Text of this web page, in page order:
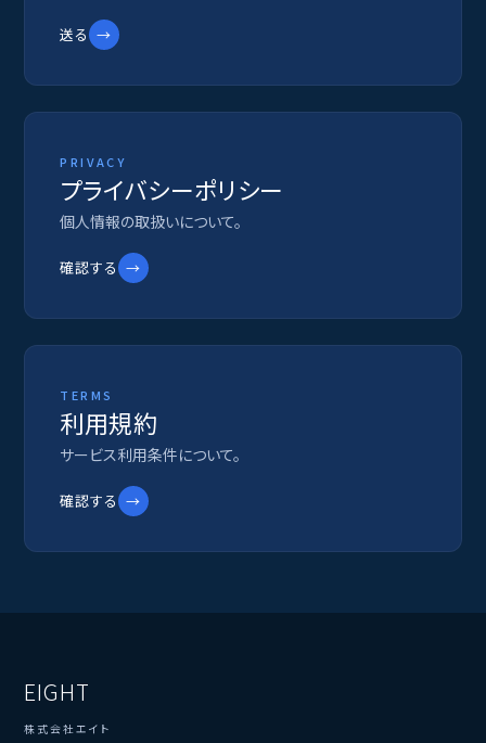
送る →
PRIVACY
プライバシーポリシー
個人情報の取扱いについて。
確認する →
TERMS
利用規約
サービス利用条件について。
確認する →
EIGHT
株式会社エイト